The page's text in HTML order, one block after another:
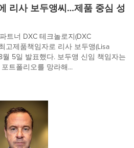
리사 보두앵씨…제품 중심 성
트너 DXC 테크놀로지(DXC
고제품책임자로 리사 보두앵(Lisa
5일 발표했다. 보두앵 신임 책임자는
트폴리오를 망라해...